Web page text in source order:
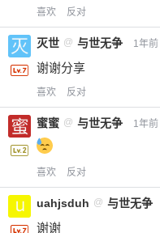
喜欢 反对
灭世 @ 与世无争 1年前
谢谢分享
喜欢 反对
蜜蜜 @ 与世无争 1年前
喜欢 反对
uahjsduh @ 与世无争
谢谢